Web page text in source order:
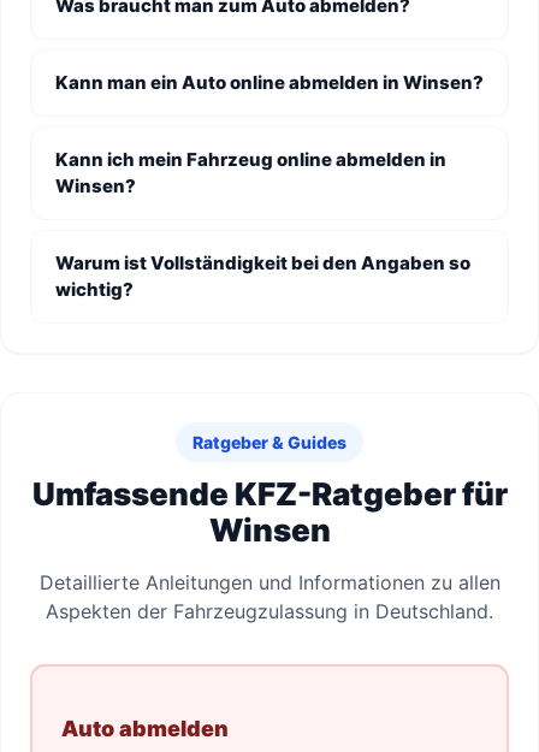
Was braucht man zum Auto abmelden?
Kann man ein Auto online abmelden in Winsen?
Kann ich mein Fahrzeug online abmelden in
Winsen?
Warum ist Vollständigkeit bei den Angaben so
wichtig?
Ratgeber & Guides
Umfassende KFZ-Ratgeber für
Winsen
Detaillierte Anleitungen und Informationen zu allen
Aspekten der Fahrzeugzulassung in Deutschland.
Auto abmelden